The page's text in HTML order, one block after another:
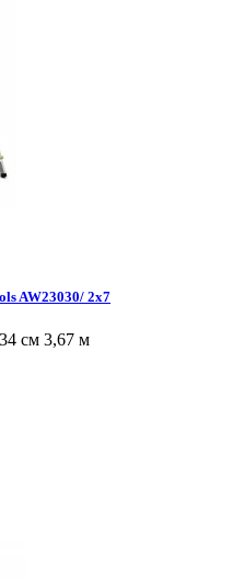
AW23030/ 2x7
см 3,67 м